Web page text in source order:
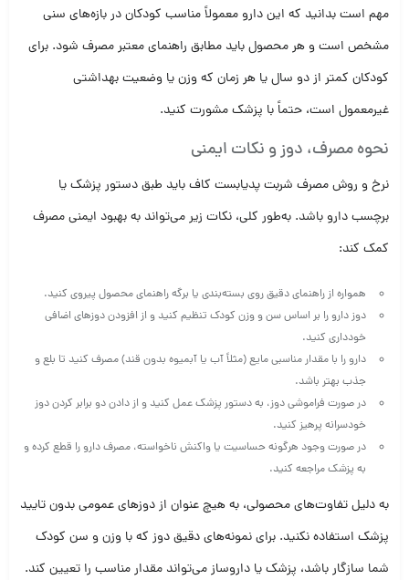
مهم است بدانید که این دارو معمولاً مناسب کودکان در بازه‌های سنی
مشخص است و هر محصول باید مطابق راهنمای معتبر مصرف شود. برای
کودکان کمتر از دو سال یا هر زمان که وزن یا وضعیت بهداشتی
غیرمعمول است، حتماً با پزشک مشورت کنید.
نحوه مصرف، دوز و نکات ایمنی
نرخ و روش مصرف شربت پدیابست کاف باید طبق دستور پزشک یا
برچسب دارو باشد. به‌طور کلی، نکات زیر می‌تواند به بهبود ایمنی مصرف
کمک کند:
همواره از راهنمای دقیق روی بسته‌بندی یا برگه راهنمای محصول پیروی کنید.
دوز دارو را بر اساس سن و وزن کودک تنظیم کنید و از افزودن دوزهای اضافی
خودداری کنید.
دارو را با مقدار مناسبی مایع (مثلاً آب یا آبمیوه بدون قند) مصرف کنید تا بلع و
جذب بهتر باشد.
در صورت فراموشی دوز، به دستور پزشک عمل کنید و از دادن دو برابر کردن دوز
خودسرانه پرهیز کنید.
در صورت وجود هرگونه حساسیت یا واکنش ناخواسته، مصرف دارو را قطع کرده و
به پزشک مراجعه کنید.
به دلیل تفاوت‌های محصولی، به هیچ عنوان از دوزهای عمومی بدون تایید
پزشک استفاده نکنید. برای نمونه‌های دقیق دوز که با وزن و سن کودک
شما سازگار باشد، پزشک یا داروساز می‌تواند مقدار مناسب را تعیین کند.